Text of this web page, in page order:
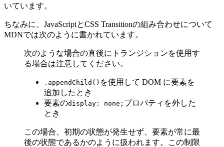
いています。
ちなみに、JavaScriptとCSS Transitionの組み合わせについて
MDNでは次のように書かれています。
次のような場合の直後にトランジションを使用す
る場合は注意してください。
.appendChild() を使用して DOM に要素を
追加したとき
要素のdisplay: none; プロパティを外した
とき
この場合、初期の状態が発生せず、要素が常に最
後の状態であるかのように扱われます。この制限